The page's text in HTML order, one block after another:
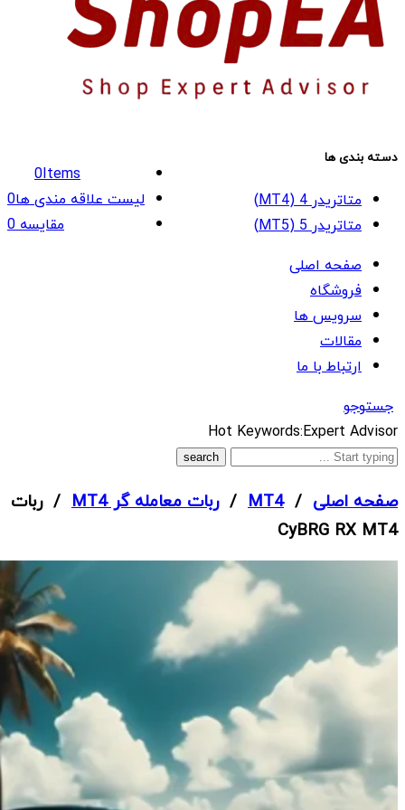
0Items
لیست علاقه مندی ها0
مقایسه0
دسته بندی ها
متاتریدر 4 (MT4)
متاتریدر 5 (MT5)
صفحه اصلی
فروشگاه
سرویس ها
مقالات
ارتباط با ما
جستوجو
What
are
looking
for?
Hot Keywords:Expert Advisor
صفحه اصلی /
MT4
/ربات معامله گر MT4
/ ربات
CyBRG RX MT4